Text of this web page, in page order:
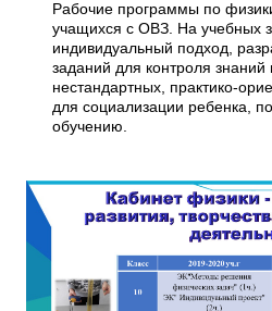
Рабочие программы по
учащихся с ОВЗ. На учебных
индивидуальный подход,
заданий для контроля
нестандартных, практико-
для социализации ребенка,
обучению.